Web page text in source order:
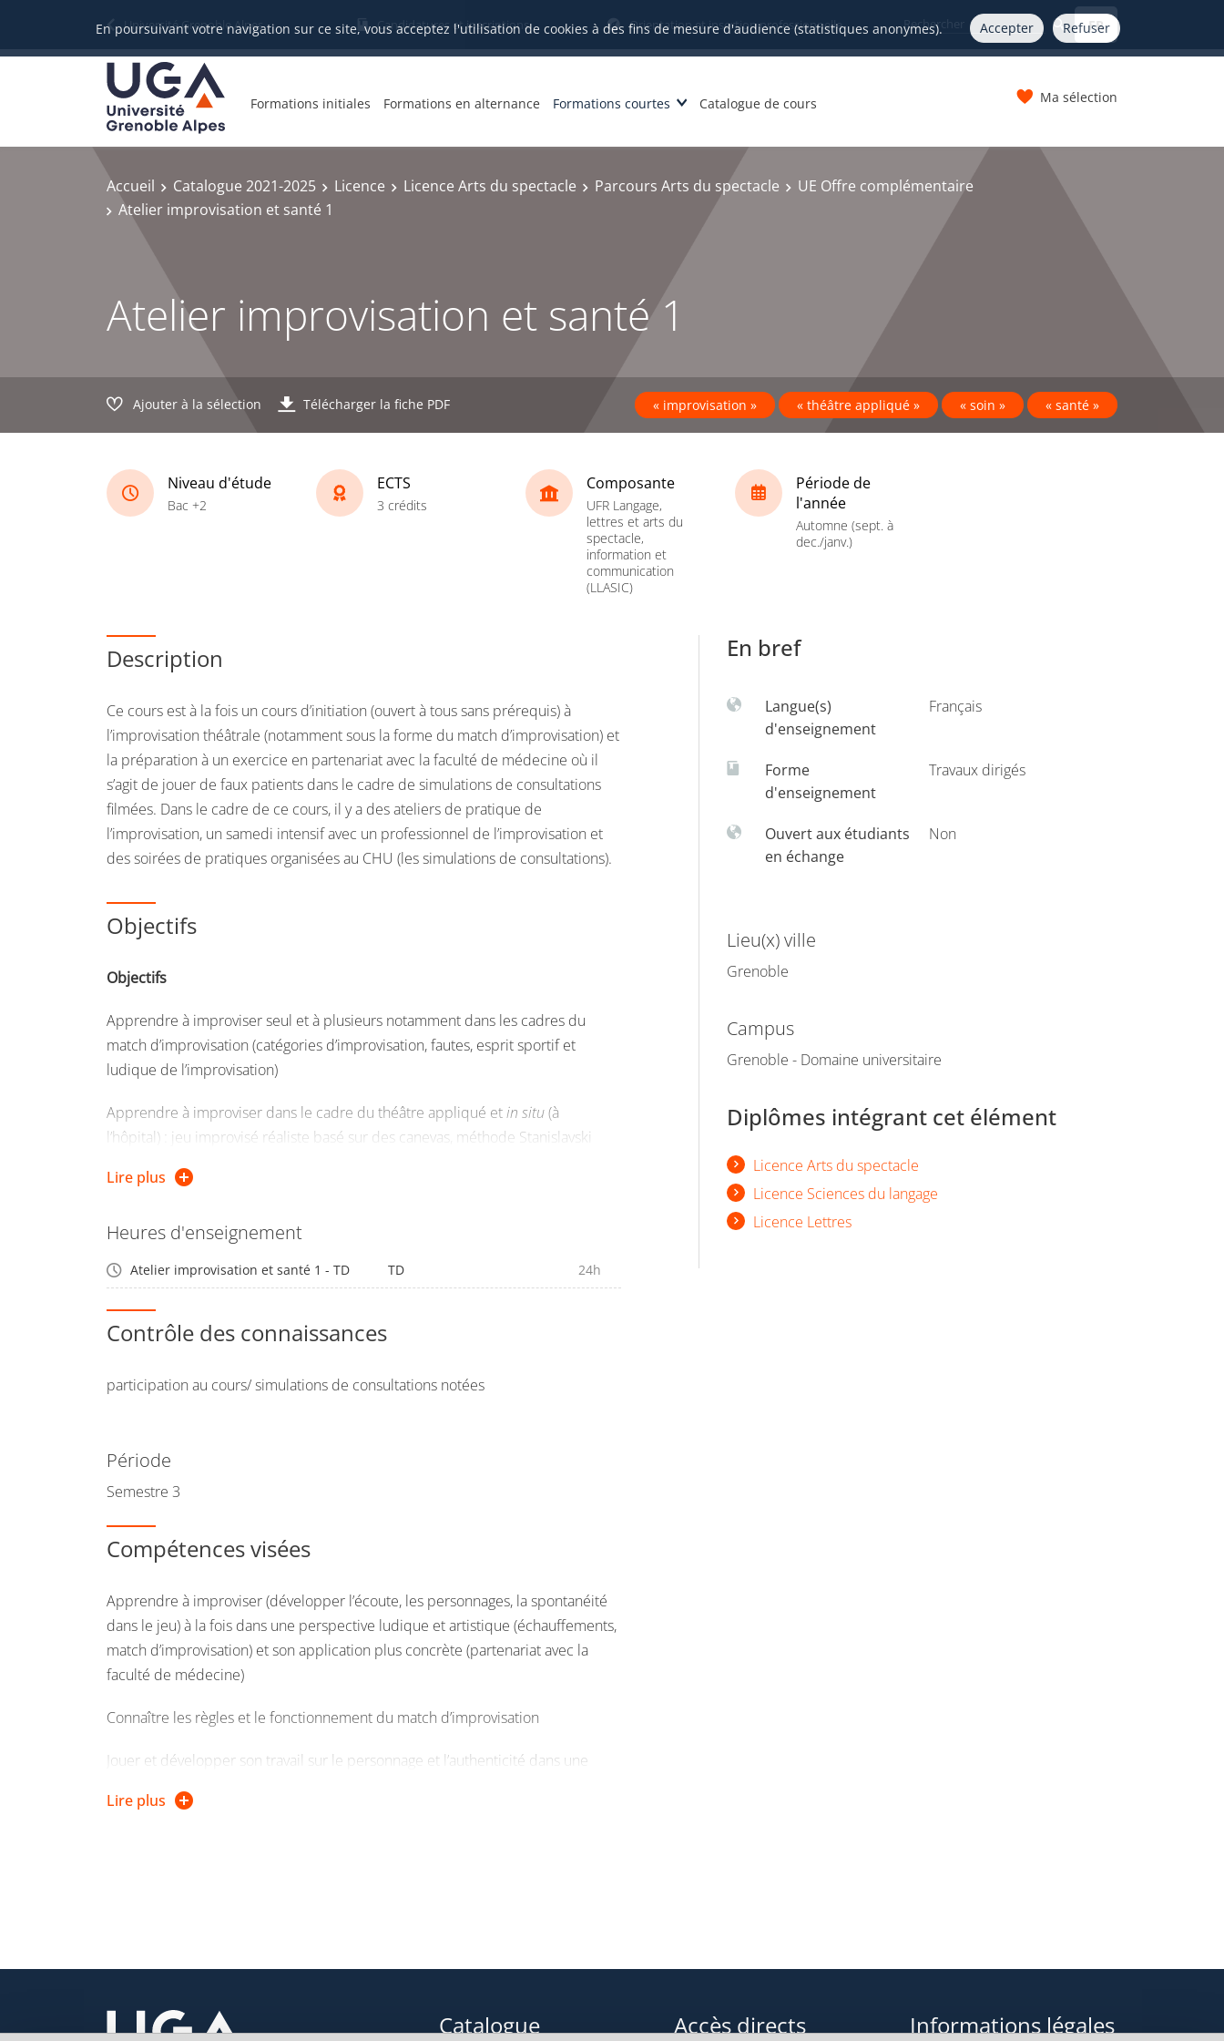
En poursuivant votre navigation sur ce site, vous acceptez l'utilisation de cookies à des fins de mesure d'audience (statistiques anonymes). Accepter Refuser
Université Grenoble Alpes Candidatures et inscriptions Orientation et insertion professionnelle FR
Formations initiales Formations en alternance Formations courtes Catalogue de cours Ma sélection
Accueil Catalogue 2021-2025 Licence Licence Arts du spectacle Parcours Arts du spectacle
UE Offre complémentaire
Atelier improvisation et santé 1
Atelier improvisation et santé 1
Ajouter à la sélection Télécharger la fiche PDF « improvisation » « théâtre appliqué » « soin » « santé »
Niveau d'étude
Bac +2
ECTS
3 crédits
Composante
UFR Langage,
lettres et arts du
spectacle,
information et
communication
(LLASIC)
Période de
l'année
Automne (sept. à
dec./janv.)
Description
Ce cours est à la fois un cours d’initiation (ouvert à tous sans prérequis) à
l’improvisation théâtrale (notamment sous la forme du match d’improvisation) et
la préparation à un exercice en partenariat avec la faculté de médecine où il
s’agit de jouer de faux patients dans le cadre de simulations de consultations
filmées. Dans le cadre de ce cours, il y a des ateliers de pratique de
l’improvisation, un samedi intensif avec un professionnel de l’improvisation et
des soirées de pratiques organisées au CHU (les simulations de consultations).
Objectifs
Objectifs
Apprendre à improviser seul et à plusieurs notamment dans les cadres du
match d’improvisation (catégories d’improvisation, fautes, esprit sportif et
ludique de l’improvisation)
Apprendre à improviser dans le cadre du théâtre appliqué etin situ(à
l’hôpital) : jeu improvisé réaliste basé sur des canevas, méthode Stanislavski
Réfléchir aux rapports entre art et santé, théâtre et soin
Rencontrer des étudiants en médecine pour échanger
Lire plus
Heures d'enseignement
Atelier improvisation et santé 1 - TD TD 24h
Contrôle des connaissances
participation au cours/ simulations de consultations notées
Période
Semestre 3
Compétences visées
Apprendre à improviser (développer l’écoute, les personnages, la spontanéité
dans le jeu) à la fois dans une perspective ludique et artistique (échauffements,
match d’improvisation) et son application plus concrète (partenariat avec la
faculté de médecine)
Connaître les règles et le fonctionnement du match d’improvisation
Jouer et développer son travail sur le personnage et l’authenticité dans une
Lire plus
En bref
Langue(s)
d'enseignement
Français
Forme
d'enseignement
Travaux dirigés
Ouvert aux étudiants
en échange
Non
Lieu(x) ville
Grenoble
Campus
Grenoble - Domaine universitaire
Diplômes intégrant cet élément
Licence Arts du spectacle
Licence Sciences du langage
Licence Lettres
Catalogue Accès directs Informations légales